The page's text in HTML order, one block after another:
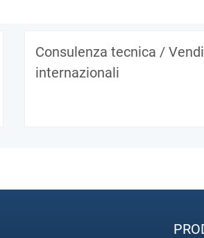
Consulenza tecnica /
internazionali